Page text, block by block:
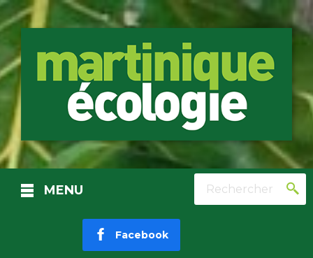
MENU Rechercher
Facebook